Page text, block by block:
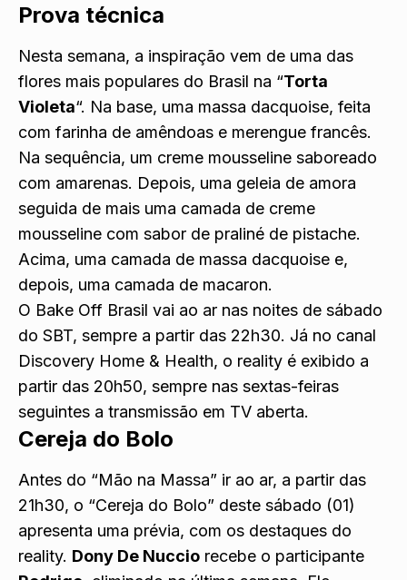
Prova técnica
Nesta semana, a inspiração vem de uma das
flores mais populares do Brasil na “Torta
Violeta“. Na base, uma massa dacquoise, feita
com farinha de amêndoas e merengue francês.
Na sequência, um creme mousseline saboreado
com amarenas. Depois, uma geleia de amora
seguida de mais uma camada de creme
mousseline com sabor de praliné de pistache.
Acima, uma camada de massa dacquoise e,
depois, uma camada de macaron.
O Bake Off Brasil vai ao ar nas noites de sábado
do SBT, sempre a partir das 22h30. Já no canal
Discovery Home & Health, o reality é exibido a
partir das 20h50, sempre nas sextas-feiras
seguintes a transmissão em TV aberta.
Cereja do Bolo
Antes do “Mão na Massa” ir ao ar, a partir das
21h30, o “Cereja do Bolo” deste sábado (01)
apresenta uma prévia, com os destaques do
reality. Dony De Nuccio recebe o participante